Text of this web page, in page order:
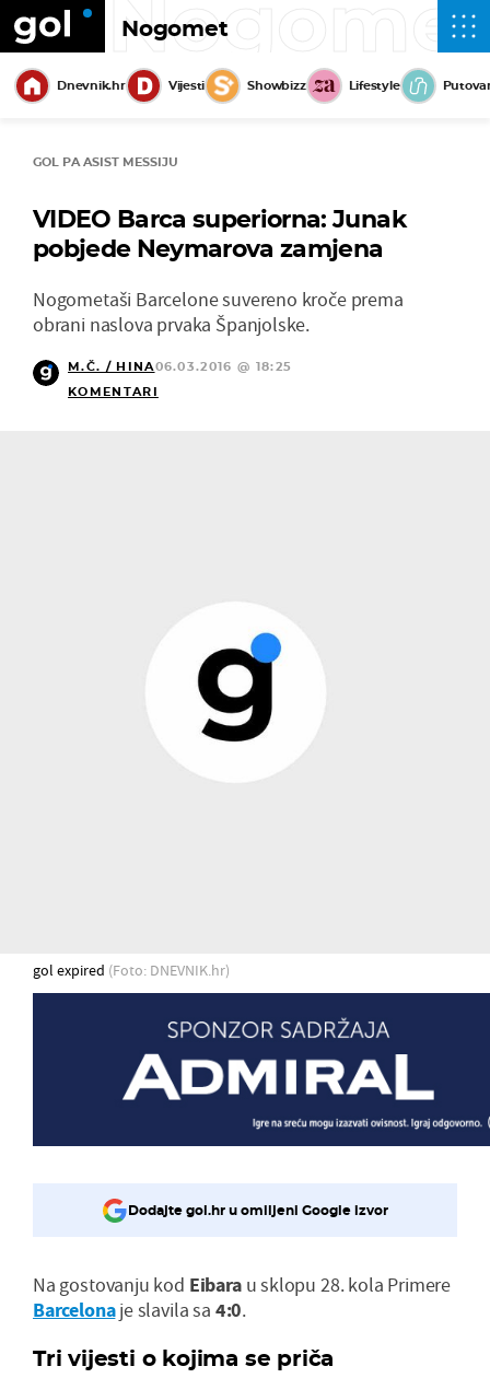
Nogomet
Dnevnik.hr Vijesti Showbizz Lifestyle
GOL PA ASIST MESSIJU
VIDEO Barca superiorna: Junak
pobjede Neymarova zamjena
Nogometaši Barcelone suvereno kroče prema
obrani naslova prvaka Španjolske.
M.Č. / HINA06.03.2016 @ 18:25
KOMENTARI
gol expired (Foto: DNEVNIK.hr)
Dodajte gol.hr u omiljeni Google izvor
Na gostovanju kod Eibarau sklopu 28. kola Primere
Barcelonaje slavila sa 4:0.
Tri vijesti o kojima se priča